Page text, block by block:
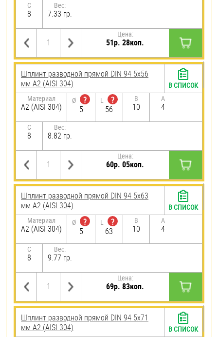
C
8
Вес:
7.33 гр.
Цена:
51р. 28коп.
Шплинт разводной прямой DIN 94 5х56
мм А2 (AISI 304)
Материал
А2 (AISI 304)
Ø
?
5
L
?
56
B
10
A
4
C
8
Вес:
8.82 гр.
Цена:
60р. 05коп.
В СПИСОК
Шплинт разводной прямой DIN 94 5х63
мм А2 (AISI 304)
Материал
А2 (AISI 304)
Ø
?
5
L
?
63
B
10
A
4
C
8
Вес:
9.77 гр.
Цена:
69р. 83коп.
В СПИСОК
Шплинт разводной прямой DIN 94 5х71
мм А2 (AISI 304)
В СПИСОК